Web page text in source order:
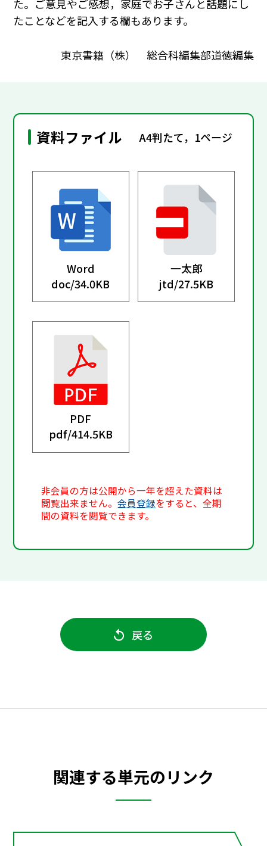
た。ご意見やご感想，家庭でお子さんと話題にし
たことなどを記入する欄もあります。
東京書籍（株） 総合科編集部道徳編集
資料ファイル A4判たて，1ページ
Word
doc/34.0KB
一太郎
jtd/27.5KB
PDF
pdf/414.5KB
非会員の方は公開から一年を超えた資料は
閲覧出来ません。会員登録をすると、全期
間の資料を閲覧できます。
戻る
関連する単元のリンク